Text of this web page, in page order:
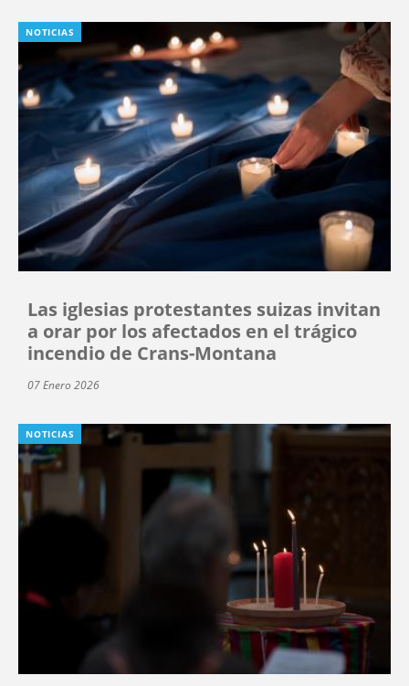
NOTICIAS
Las iglesias protestantes suizas invitan
a orar por los afectados en el trágico
incendio de Crans-Montana
07 Enero 2026
NOTICIAS